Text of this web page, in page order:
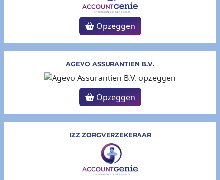
Opzeggen
AGEVO ASSURANTIEN B.V.
Opzeggen
IZZ ZORGVERZ​EKERAAR